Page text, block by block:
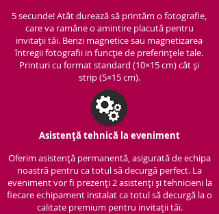
5 secunde! Atât durează să printăm o fotografie,
care va ramâne o amintire placută pentru
invitații tăi. Benzi magnetice sau magnetizarea
întregii fotografii in funcție de preferințele tale.
Printuri cu format standard (10×15 cm) cât și
strip (5×15 cm).
Asistență tehnică la eveniment
Oferim asistență permanentă, asigurată de echipa
noastră pentru ca totul să decurgă perfect. La
eveniment vor fi prezenți 2 asistenți și tehnicieni la
fiecare echipament instalat ca totul să decurgă la o
calitate premium pentru invitații tăi.